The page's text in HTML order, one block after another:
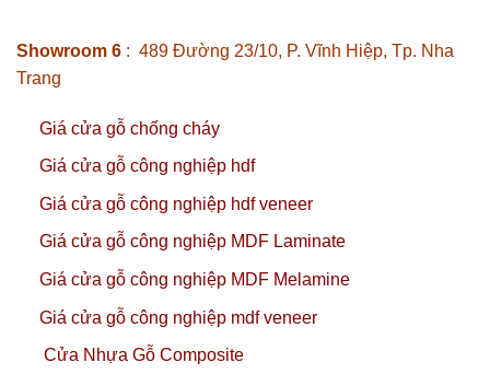
Showroom 6 : 489 Đường 23/10, P. Vĩnh Hiệp, Tp. Nha
Trang
Giá cửa gỗ chống cháy
Giá cửa gỗ công nghiệp hdf
Giá cửa gỗ công nghiệp hdf veneer
Giá cửa gỗ công nghiệp MDF Laminate
Giá cửa gỗ công nghiệp MDF Melamine
Giá cửa gỗ công nghiệp mdf veneer
Cửa Nhựa Gỗ Composite